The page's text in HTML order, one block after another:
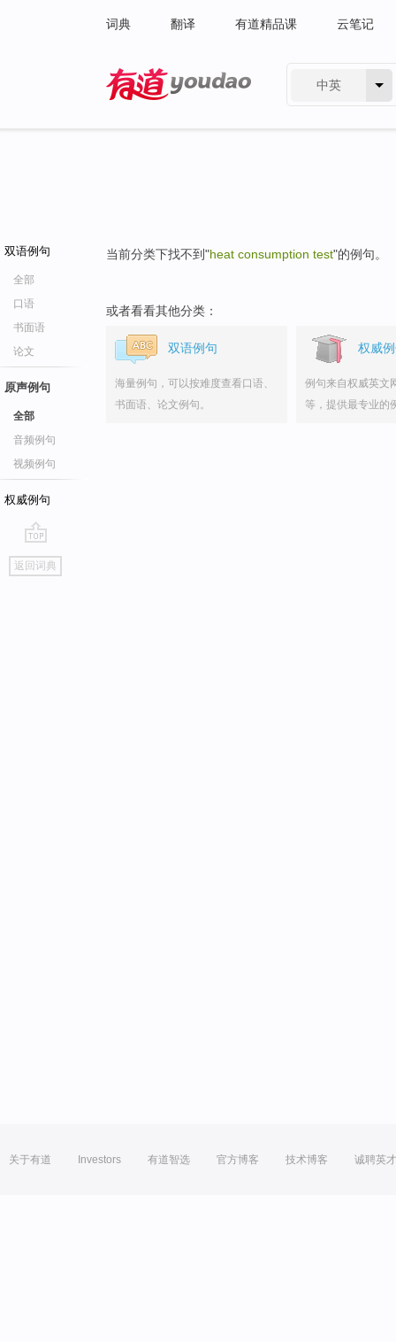
词典 翻译 有道精品课 云笔记
中英
双语例句
全部
口语
书面语
论文
原声例句
全部
音频例句
视频例句
权威例句
go
top
返回词典
当前分类下找不到"heat consumption test"的例句。
或者看看其他分类：
双语例句
海量例句，可以按难度查看口语、
书面语、论文例句。
权威
例句来自权威英文
等，提供最专业的
关于有道 Investors 有道智选 官方博客 技术博客 诚聘英才